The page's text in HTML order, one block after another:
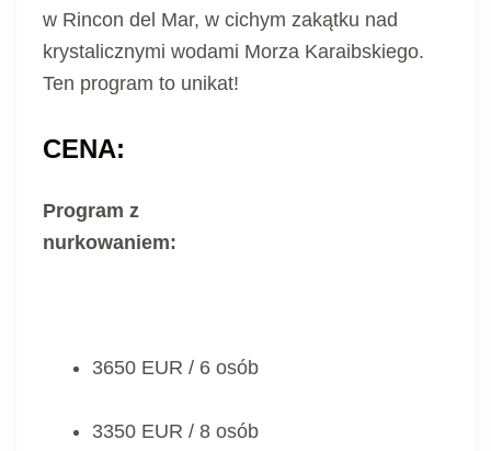
w Rincon del Mar, w cichym zakątku nad
krystalicznymi wodami Morza Karaibskiego.
Ten program to unikat!
CENA:
Program z
nurkowaniem:
3650 EUR / 6 osób
3350 EUR / 8 osób